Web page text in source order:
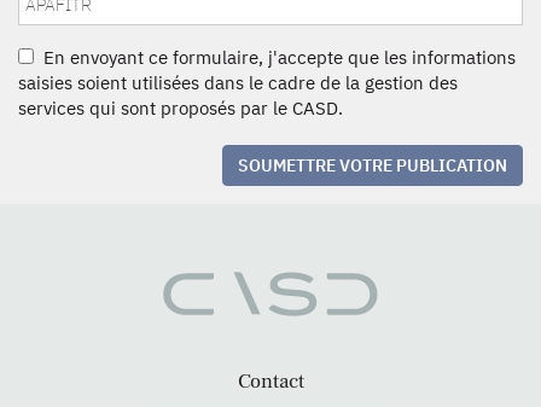
En envoyant ce formulaire, j'accepte que les informations
saisies soient utilisées dans le cadre de la gestion des
services qui sont proposés par le CASD.
SOUMETTRE VOTRE PUBLICATION
Contact